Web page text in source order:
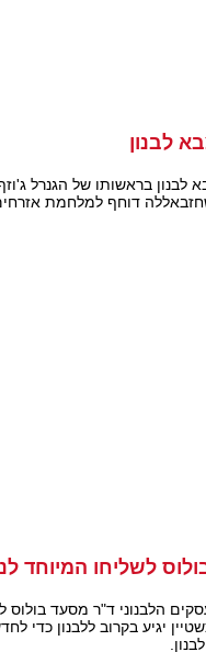
לבנון
לבנון בראשותו של הגנרל
דוחף למלחמת
לשליחו המיוחד
הלבנוני ד"ר מסעד בולוס
יגיע בקרוב ללבנון כדי